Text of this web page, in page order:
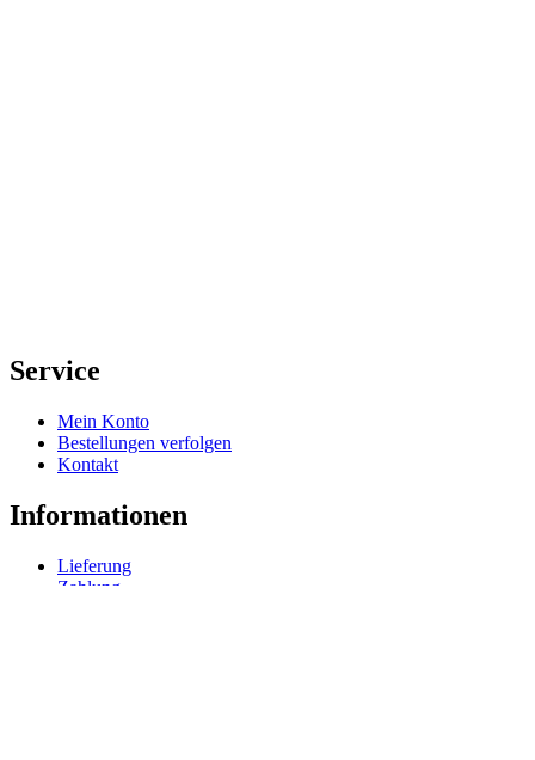
Service
Mein Konto
Bestellungen verfolgen
Kontakt
Informationen
Lieferung
Zahlung